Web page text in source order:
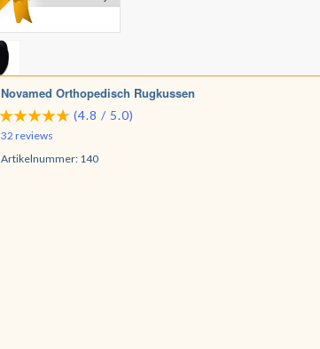
Novamed Orthopedisch Rugkussen
(4.8 / 5.0)
32 reviews
Artikelnummer: 140